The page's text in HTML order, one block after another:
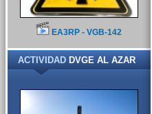
EA3RP - VGB-142
ACTIVIDADDVGE AL AZAR